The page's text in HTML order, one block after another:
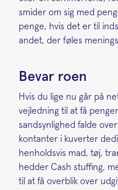
smider om sig med
penge, hvis det er til
andet, der føles
Bevar roen
Hvis du lige nu går på
vejledning til at få
sandsynlighed falde
kontanter i kuverter
henholdsvis mad, tøj,
hedder Cash stuffing,
til at få overblik over